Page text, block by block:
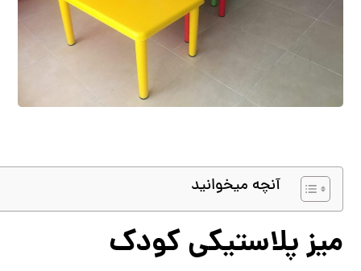
آنچه میخوانید
میز پلاستیکی کودک